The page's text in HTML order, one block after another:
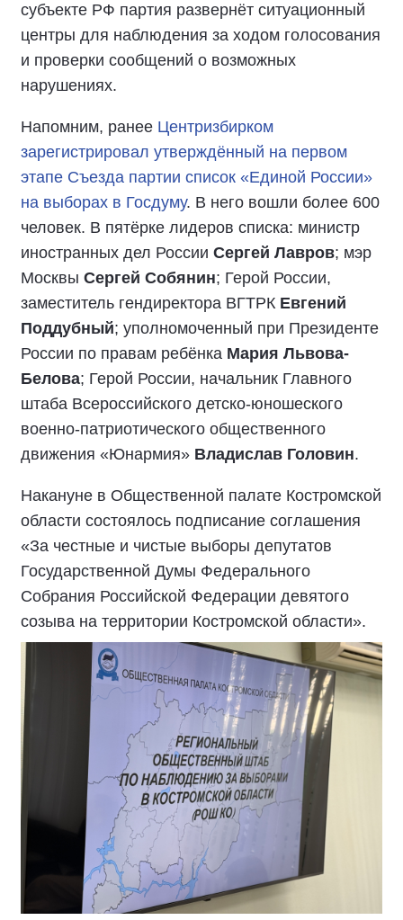
субъекте РФ партия развернёт ситуационный
центры для наблюдения за ходом голосования
и проверки сообщений о возможных
нарушениях.
Напомним, ранее Центризбирком
зарегистрировал утверждённый на первом
этапе Съезда партии список «Единой России»
на выборах в Госдуму. В него вошли более 600
человек. В пятёрке лидеров списка: министр
иностранных дел России Сергей Лавров; мэр
Москвы Сергей Собянин; Герой России,
заместитель гендиректора ВГТРК Евгений
Поддубный; уполномоченный при Президенте
России по правам ребёнка Мария Львова-
Белова; Герой России, начальник Главного
штаба Всероссийского детско-юношеского
военно-патриотического общественного
движения «Юнармия» Владислав Головин.
Накануне в Общественной палате Костромской
области состоялось подписание соглашения
«За честные и чистые выборы депутатов
Государственной Думы Федерального
Собрания Российской Федерации девятого
созыва на территории Костромской области».